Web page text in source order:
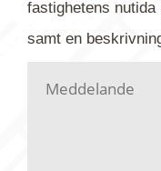
kontaktar dig så
fastighetens nutida
samt en